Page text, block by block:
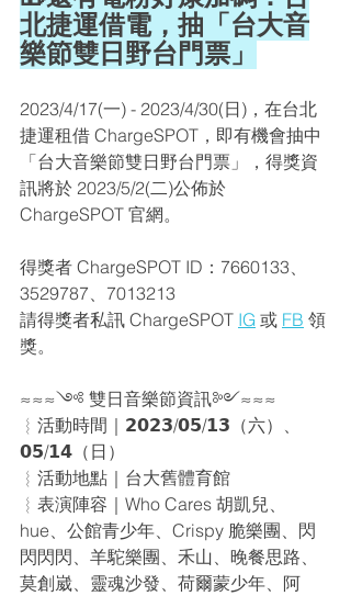
北捷運借電，抽「台大音
樂節雙日野台門票」
2023/4/17(一) - 2023/4/30(日)， 在台北
捷運租借 ChargeSPOT，即有機會抽中
「台大音樂節雙日野台門票」，得獎資
訊將於 2023/5/2(二)公佈於
ChargeSPOT 官網。
得獎者 ChargeSPOT ID： 7660133、
3529787、7013213
請得獎者私訊 ChargeSPOT IG 或 FB 領
獎。
≈≈≈༺ 雙日音樂節資訊༻≈≈≈
︴活動時間｜𝟮𝟬𝟮𝟯/𝟬𝟱/𝟭𝟯（六）、
𝟬𝟱/𝟭𝟰（日）
︴活動地點｜台大舊體育館
︴表演陣容｜Who Cares 胡凱兒、
hue、公館青少年、Crispy 脆樂團、閃
閃閃閃、羊駝樂團、禾山、晚餐思路、
莫創崴、靈魂沙發、荷爾蒙少年、阿